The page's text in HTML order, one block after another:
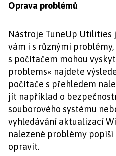
Oprava problémů
Nástroje TuneUp Utilities
vám i s různými
s počítačem mohou
problems« najdete
počítače s přehledem
jít například o
souborového systému
vyhledávání aktualizací
nalezené problémy
opravit.